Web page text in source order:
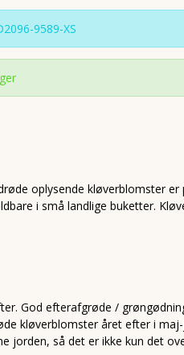
9589-XS
oplysende kløverblomster er
i små landlige buketter.
God efterafgrøde /
kløverblomster året efter i maj-
jorden, så det er ikke kun det